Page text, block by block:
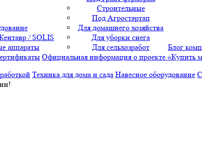
/ SOLIS
аппараты
Строительные
Под Агростартап
Для домашнего хозяйства
Для уборки снега
Для сельхозработ
Блог
Официальная информация о проекте «Купить
Техника для дома и сада Навесное оборудование